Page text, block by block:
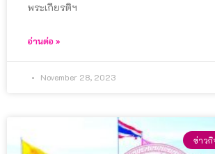
พระเกียรติฯ
อ่านต่อ »
November 28, 2023
ข่าว